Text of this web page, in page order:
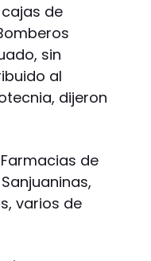
de
sin
al
dijeron
de
varios de